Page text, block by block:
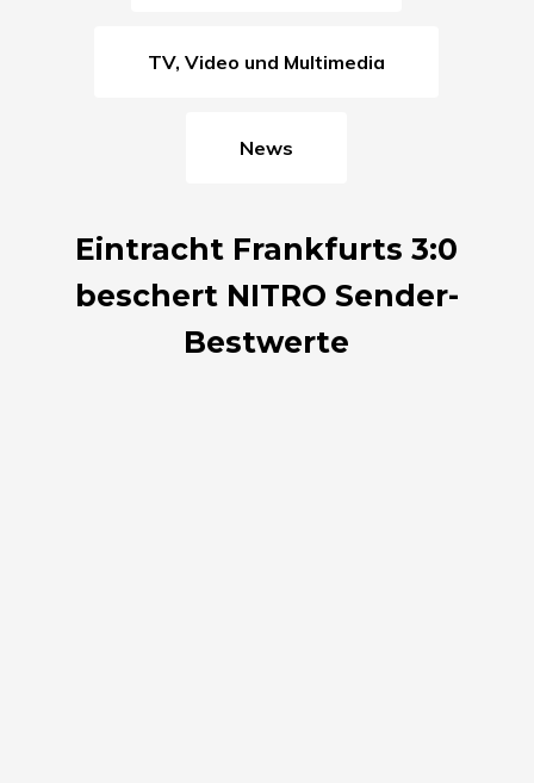
TV, Video und Multimedia
News
Eintracht Frankfurts 3:0
beschert NITRO Sender-
Bestwerte